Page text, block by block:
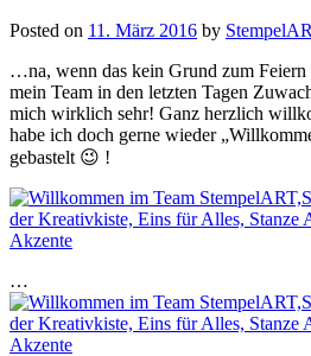
Posted on 11. März 2016 by
…na, wenn das kein Grund zum
mein Team in den letzten Tagen
mich wirklich sehr! Ganz herzlich
habe ich doch gerne wieder
gebastelt 😉 !
…